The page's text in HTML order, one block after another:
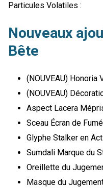
Particules Volatiles :
Nouveaux
Bête
(NOUVEAU) Honoria
(NOUVEAU)
Aspect Lacera
Sceau Écran de
Glyphe Stalker en
Sumdali Marque du
Oreillette du
Masque du